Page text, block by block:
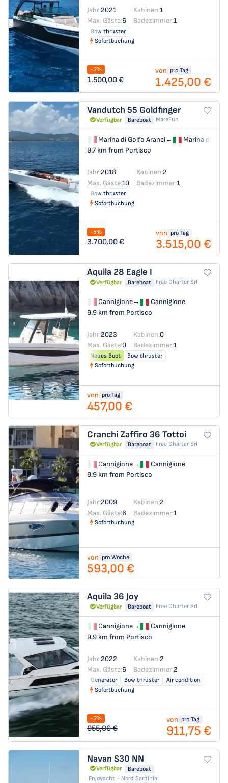
Jahr:2021 Kabinen:1
Max. Gäste:6 Badezimmer:1
Bow thruster
Sofortbuchung
-5%
1.500,00 €
von pro Tag
1.425,00 €
Vandutch 55 Goldfinger
Verfügbar Bareboat MareFun
Marina di Golfo Aranci→
Marina di
9.7 km from Portisco
Jahr:2018 Kabinen:2
Max. Gäste:10 Badezimmer:1
Bow thruster
Sofortbuchung
-5%
3.700,00 €
von pro Tag
3.515,00 €
Aquila 28 Eagle I
Verfügbar Bareboat Free Charter Srl
Cannigione→
Cannigione
9.9 km from Portisco
Jahr:2023 Kabinen:0
Max. Gäste:0 Badezimmer:1
Neues Boot
Bow thruster
Sofortbuchung
von pro Tag
457,00 €
Cranchi Zaffiro 36 Tottoi
Verfügbar Bareboat Free Charter Srl
Cannigione→
Cannigione
9.9 km from Portisco
Jahr:2009 Kabinen:2
Max. Gäste:6 Badezimmer:1
Sofortbuchung
von pro Woche
593,00 €
Aquila 36 Joy
Verfügbar Bareboat Free Charter Srl
Cannigione→
Cannigione
9.9 km from Portisco
Jahr:2022 Kabinen:2
Max. Gäste:6 Badezimmer:2
Generator Bow thruster
Air condition
Sofortbuchung
-5%
955,00 €
von pro Tag
911,75 €
Navan S30 NN
Verfügbar
Bareboat
Enjoyacht - Nord Sardinia